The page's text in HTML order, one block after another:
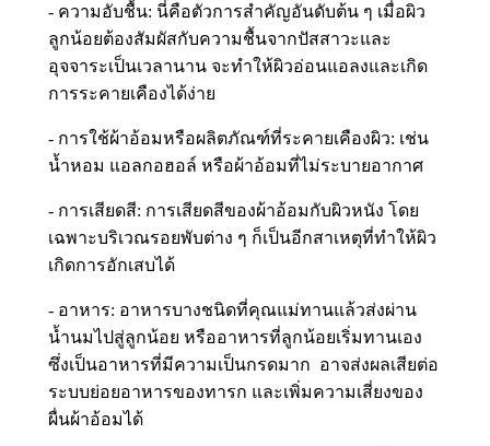
- ความอับชื้น: นี่คือตัวการสำคัญอันดับต้น ๆ เมื่อผิว
ลูกน้อยต้องสัมผัสกับความชื้นจากปัสสาวะและ
อุจจาระเป็นเวลานาน จะทำให้ผิวอ่อนแอลงและเกิด
การระคายเคืองได้ง่าย
- การใช้ผ้าอ้อมหรือผลิตภัณฑ์ที่ระคายเคืองผิว: เช่น
น้ำหอม แอลกอฮอล์ หรือผ้าอ้อมที่ไม่ระบายอากาศ
- การเสียดสี: การเสียดสีของผ้าอ้อมกับผิวหนัง โดย
เฉพาะบริเวณรอยพับต่าง ๆ ก็เป็นอีกสาเหตุที่ทำให้ผิว
เกิดการอักเสบได้
- อาหาร: อาหารบางชนิดที่คุณแม่ทานแล้วส่งผ่าน
น้ำนมไปสู่ลูกน้อย หรืออาหารที่ลูกน้อยเริ่มทานเอง
ซึ่งเป็นอาหารที่มีความเป็นกรดมาก อาจส่งผลเสียต่อ
ระบบย่อยอาหารของทารก และเพิ่มความเสี่ยงของ
ผื่นผ้าอ้อมได้